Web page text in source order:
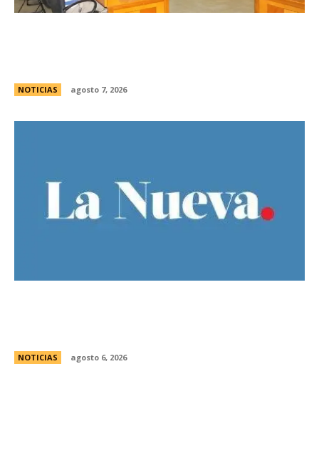
NOTICIAS agosto 7, 2026
NOTICIAS agosto 6, 2026